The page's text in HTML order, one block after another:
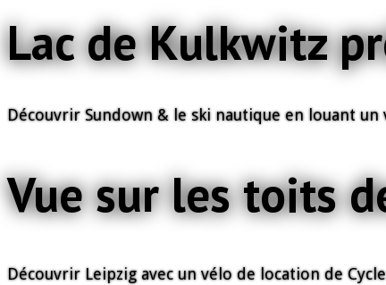
Lac de Kulkwitz
Découvrir Sundown & le ski nautique en louant un
Vue sur les toits
Découvrir Leipzig avec un vélo de location de